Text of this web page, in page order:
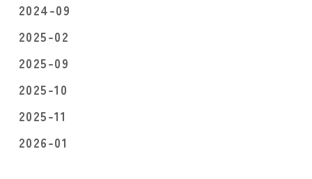
2024-09
2025-02
2025-09
2025-10
2025-11
2026-01